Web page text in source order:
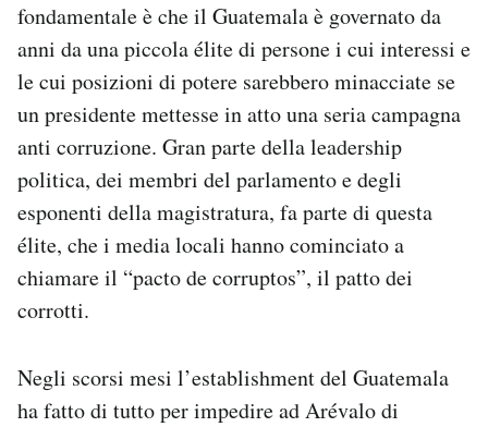
fondamentale è che il Guatemala è governato da
anni da una piccola élite di persone i cui interessi e
le cui posizioni di potere sarebbero minacciate se
un presidente mettesse in atto una seria campagna
anti corruzione. Gran parte della leadership
politica, dei membri del parlamento e degli
esponenti della magistratura, fa parte di questa
élite, che i media locali hanno cominciato a
chiamare il “pacto de corruptos”, il patto dei
corrotti.
Negli scorsi mesi l’establishment del Guatemala
ha fatto di tutto per impedire ad Arévalo di